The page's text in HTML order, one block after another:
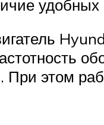
удобных
При этом